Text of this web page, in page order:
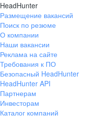
HeadHunter
Размещение вакансий
Поиск по резюме
О компании
Наши вакансии
Реклама на сайте
Требования к ПО
Безопасный HeadHunter
HeadHunter API
Партнерам
Инвесторам
Каталог компаний